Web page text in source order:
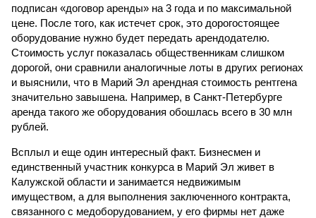
подписан «договор аренды» на 3 года и по максимальной
цене. После того, как истечет срок, это дорогостоящее
оборудование нужно будет передать арендодателю.
Стоимость услуг показалась общественникам слишком
дорогой, они сравнили аналогичные лоты в других регионах
и выяснили, что в Марий Эл арендная стоимость рентгена
значительно завышена. Например, в Санкт-Петербурге
аренда такого же оборудования обошлась всего в 30 млн
рублей.
Всплыл и еще один интересный факт. Бизнесмен и
единственный участник конкурса в Марий Эл живет в
Калужской области и занимается недвижимым
имуществом, а для выполнения заключенного контракта,
связанного с медоборудованием, у его фирмы нет даже